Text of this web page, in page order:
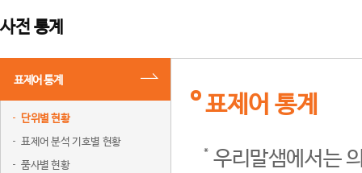
사전 통계
표제어 통계
단위별 현황
표제어 분석 기호별 현황
품사별 현황
표제어 통계
우리말샘에서는